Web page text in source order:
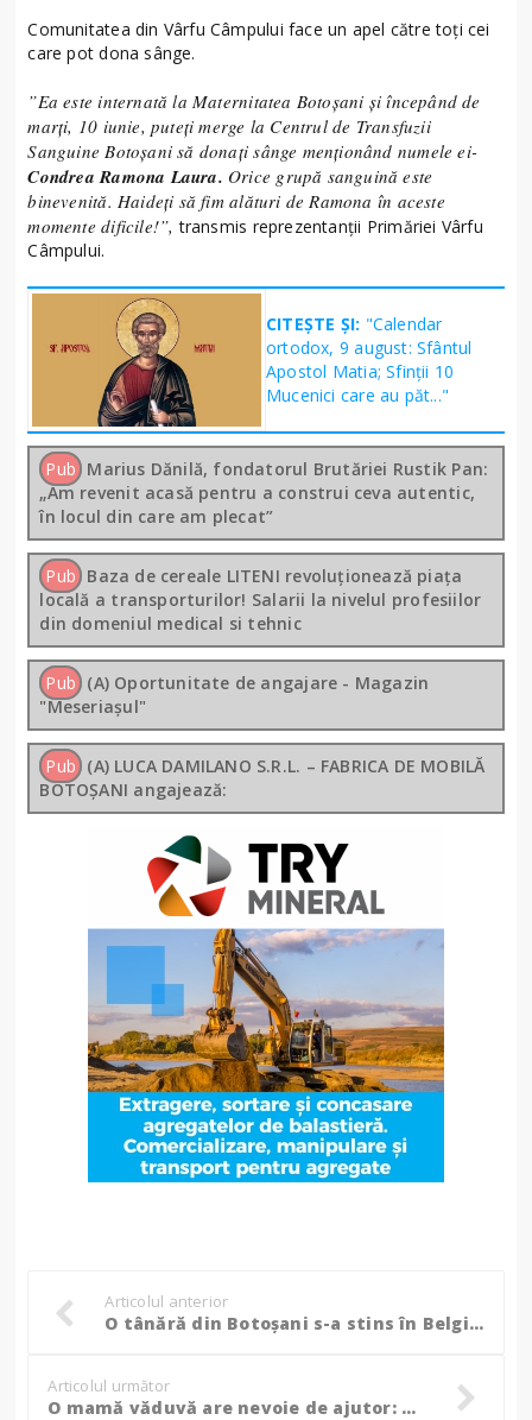
Comunitatea din Vârfu Câmpului face un apel către toți cei
care pot dona sânge.
”Ea este internată la Maternitatea Botoșani și începând de
marți, 10 iunie, puteți merge la Centrul de Transfuzii
Sanguine Botoșani să donați sânge menționând numele ei-
Condrea Ramona Laura. Orice grupă sanguină este
binevenită. Haideți să fim alături de Ramona în aceste
momente dificile!”, transmis reprezentanții Primăriei Vârfu
Câmpului.
CITEȘTE ȘI: "Calendar
ortodox, 9 august: Sfântul
Apostol Matia; Sfinţii 10
Mucenici care au păt..."
Pub Marius Dănilă, fondatorul Brutăriei Rustik Pan:
„Am revenit acasă pentru a construi ceva autentic,
în locul din care am plecat”
Pub Baza de cereale LITENI revoluționează piața
locală a transporturilor! Salarii la nivelul profesiilor
din domeniul medical si tehnic
Pub (A) Oportunitate de angajare - Magazin
"Meseriașul"
Pub (A) LUCA DAMILANO S.R.L. – FABRICA DE MOBILĂ
BOTOȘANI angajează:
Articolul anterior
O tânără din Botoșani s-a stins în Belgia, familia cere ajutor pentru repatriere! ”M-ai rupt în bucăți, floarea mea!”
Articolul următor
O mamă văduvă are nevoie de ajutor: Nu vrea decât o mașină de spălat automată!